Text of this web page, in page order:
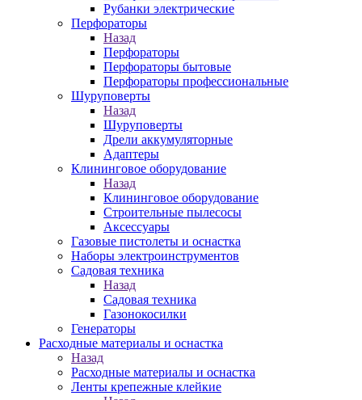
Рубанки электрические
Перфораторы
Назад
Перфораторы
Перфораторы бытовые
Перфораторы профессиональные
Шуруповерты
Назад
Шуруповерты
Дрели аккумуляторные
Адаптеры
Клининговое оборудование
Назад
Клининговое оборудование
Строительные пылесосы
Аксессуары
Газовые пистолеты и оснастка
Наборы электроинструментов
Садовая техника
Назад
Садовая техника
Газонокосилки
Генераторы
Расходные материалы и оснастка
Назад
Расходные материалы и оснастка
Ленты крепежные клейкие